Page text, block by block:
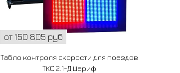
от 150 805 руб
Табло контроля скорости для поездов
ТКС 2.1-Д Шериф